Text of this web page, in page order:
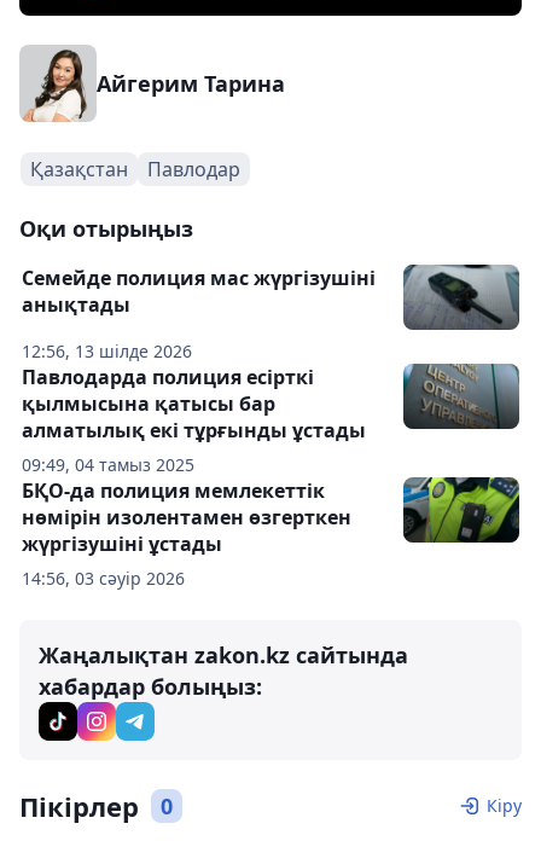
Айгерим Тарина
Қазақстан Павлодар
Оқи отырыңыз
12:56, 13 шілде 2026
Семейде полиция мас жүргізушіні
анықтады
09:49, 04 тамыз 2025
Павлодарда полиция есірткі
қылмысына қатысы бар
алматылық екі тұрғынды ұстады
14:56, 03 сәуір 2026
БҚО-да полиция мемлекеттік
нөмірін изолентамен өзгерткен
жүргізушіні ұстады
Жаңалықтан zakon.kz сайтында
хабардар болыңыз:
Пікірлер 0 Кіру